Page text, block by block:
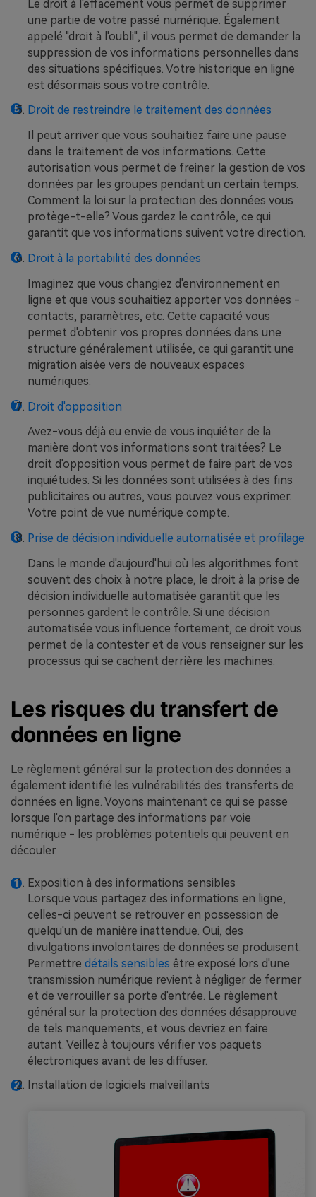
Le droit à l'effacement vous permet de supprimer
une partie de votre passé numérique. Également
appelé "droit à l'oubli", il vous permet de demander la
suppression de vos informations personnelles dans
des situations spécifiques. Votre historique en ligne
est désormais sous votre contrôle.
Droit de restreindre le traitement des données
Il peut arriver que vous souhaitiez faire une pause
dans le traitement de vos informations. Cette
autorisation vous permet de freiner la gestion de vos
données par les groupes pendant un certain temps.
Comment la loi sur la protection des données vous
protège-t-elle? Vous gardez le contrôle, ce qui
garantit que vos informations suivent votre direction.
Droit à la portabilité des données
Imaginez que vous changiez d'environnement en
ligne et que vous souhaitiez apporter vos données -
contacts, paramètres, etc. Cette capacité vous
permet d'obtenir vos propres données dans une
structure généralement utilisée, ce qui garantit une
migration aisée vers de nouveaux espaces
numériques.
Droit d'opposition
Avez-vous déjà eu envie de vous inquiéter de la
manière dont vos informations sont traitées? Le
droit d'opposition vous permet de faire part de vos
inquiétudes. Si les données sont utilisées à des fins
publicitaires ou autres, vous pouvez vous exprimer.
Votre point de vue numérique compte.
Prise de décision individuelle automatisée et profilage
Dans le monde d'aujourd'hui où les algorithmes font
souvent des choix à notre place, le droit à la prise de
décision individuelle automatisée garantit que les
personnes gardent le contrôle. Si une décision
automatisée vous influence fortement, ce droit vous
permet de la contester et de vous renseigner sur les
processus qui se cachent derrière les machines.
Les risques du transfert de
données en ligne
Le règlement général sur la protection des données a
également identifié les vulnérabilités des transferts de
données en ligne. Voyons maintenant ce qui se passe
lorsque l'on partage des informations par voie
numérique - les problèmes potentiels qui peuvent en
découler.
Exposition à des informations sensibles
Lorsque vous partagez des informations en ligne,
celles-ci peuvent se retrouver en possession de
quelqu'un de manière inattendue. Oui, des
divulgations involontaires de données se produisent.
Permettre détails sensibles être exposé lors d'une
transmission numérique revient à négliger de fermer
et de verrouiller sa porte d'entrée. Le règlement
général sur la protection des données désapprouve
de tels manquements, et vous devriez en faire
autant. Veillez à toujours vérifier vos paquets
électroniques avant de les diffuser.
Installation de logiciels malveillants